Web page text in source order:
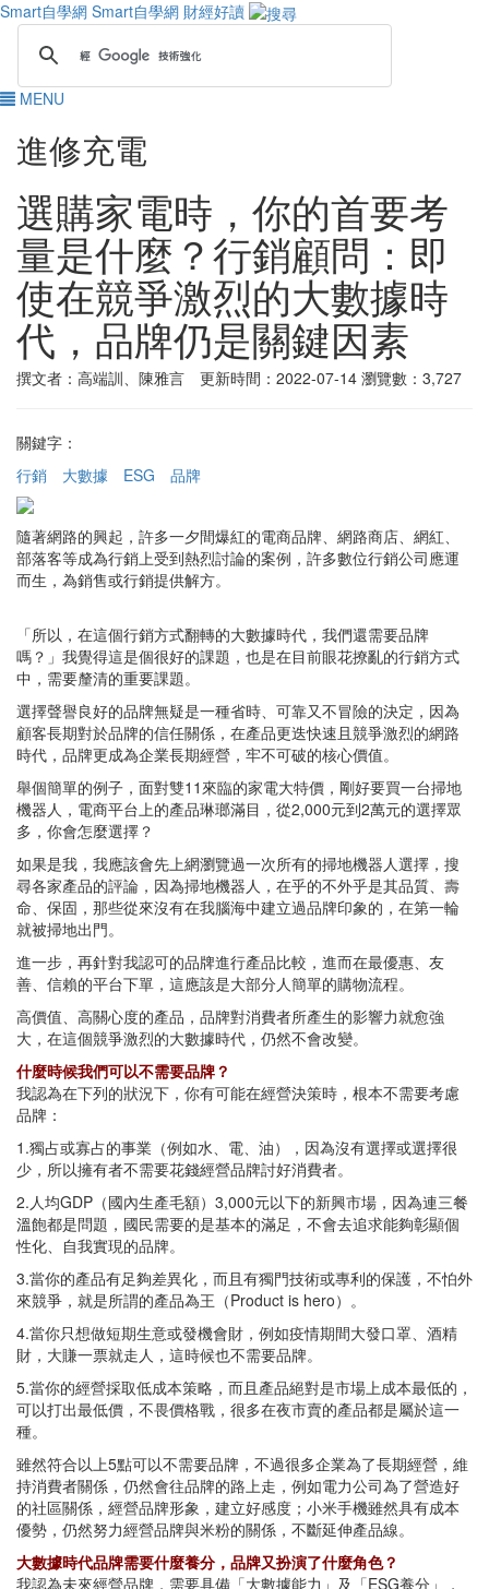
Smart自學網 Smart自學網 財經好讀
MENU
進修充電
選購家電時，你的首要考
量是什麼？行銷顧問：即
使在競爭激烈的大數據時
代，品牌仍是關鍵因素
撰文者：高端訓、陳雅言 更新時間：2022-07-14 瀏覽數：3,727
關鍵字：
行銷
大數據 ESG 品牌
隨著網路的興起，許多一夕間爆紅的電商品牌、網路商店、網紅、
部落客等成為行銷上受到熱烈討論的案例，許多數位行銷公司應運
而生，為銷售或行銷提供解方。
「所以，在這個行銷方式翻轉的大數據時代，我們還需要品牌
嗎？」我覺得這是個很好的課題，也是在目前眼花撩亂的行銷方式
中，需要釐清的重要課題。
選擇聲譽良好的品牌無疑是一種省時、可靠又不冒險的決定，因為
顧客長期對於品牌的信任關係，在產品更迭快速且競爭激烈的網路
時代，品牌更成為企業長期經營，牢不可破的核心價值。
舉個簡單的例子，面對雙11來臨的家電大特價，剛好要買一台掃地
機器人，電商平台上的產品琳瑯滿目，從2,000元到2萬元的選擇眾
多，你會怎麼選擇？
如果是我，我應該會先上網瀏覽過一次所有的掃地機器人選擇，搜
尋各家產品的評論，因為掃地機器人，在乎的不外乎是其品質、壽
命、保固，那些從來沒有在我腦海中建立過品牌印象的，在第一輪
就被掃地出門。
進一步，再針對我認可的品牌進行產品比較，進而在最優惠、友
善、信賴的平台下單，這應該是大部分人簡單的購物流程。
高價值、高關心度的產品，品牌對消費者所產生的影響力就愈強
大，在這個競爭激烈的大數據時代，仍然不會改變。
什麼時候我們可以不需要品牌？
我認為在下列的狀況下，你有可能在經營決策時，根本不需要考慮
品牌：
1.獨占或寡占的事業（例如水、電、油），因為沒有選擇或選擇很
少，所以擁有者不需要花錢經營品牌討好消費者。
2.人均GDP（國內生產毛額）3,000元以下的新興市場，因為連三餐
溫飽都是問題，國民需要的是基本的滿足，不會去追求能夠彰顯個
性化、自我實現的品牌。
3.當你的產品有足夠差異化，而且有獨門技術或專利的保護，不怕外
來競爭，就是所謂的產品為王（Product is hero）。
4.當你只想做短期生意或發機會財，例如疫情期間大發口罩、酒精
財，大賺一票就走人，這時候也不需要品牌。
5.當你的經營採取低成本策略，而且產品絕對是市場上成本最低的，
可以打出最低價，不畏價格戰，很多在夜市賣的產品都是屬於這一
種。
雖然符合以上5點可以不需要品牌，不過很多企業為了長期經營，維
持消費者關係，仍然會往品牌的路上走，例如電力公司為了營造好
的社區關係，經營品牌形象，建立好感度；小米手機雖然具有成本
優勢，仍然努力經營品牌與米粉的關係，不斷延伸產品線。
大數據時代品牌需要什麼養分，品牌又扮演了什麼角色？
我認為未來經營品牌，需要具備「大數據能力」及「ESG養分」，